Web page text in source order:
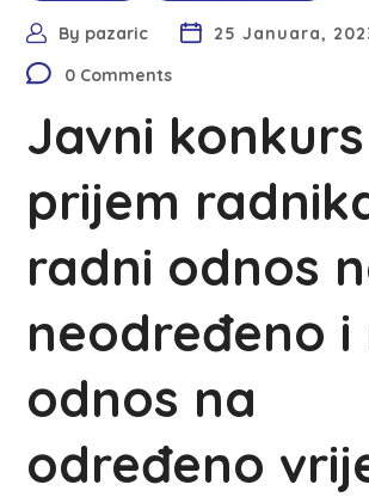
By pazaric
25 Januara,
0 Comments
Javni
prijem
radni odnos
neodređeno i
odnos na
određeno